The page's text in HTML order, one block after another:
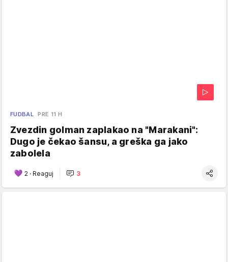
FUDBAL PRE 11 H
Zvezdin golman zaplakao na "Marakani":
Dugo je čekao šansu, a greška ga jako
zabolela
2 · Reaguj 3